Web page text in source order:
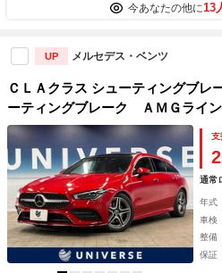
今あなたの他に13
UP メルセデス・ベンツ
ＣＬＡクラス シューティングブ
ーティングブレーク ＡＭＧライ
ングルーフ レザーエクスクルー
ーフティパッケージ アドバンス
ンパッケージ 全周囲カメラ アド
ム ＥＴＣ
支
通常
年式
車検
整備
保証